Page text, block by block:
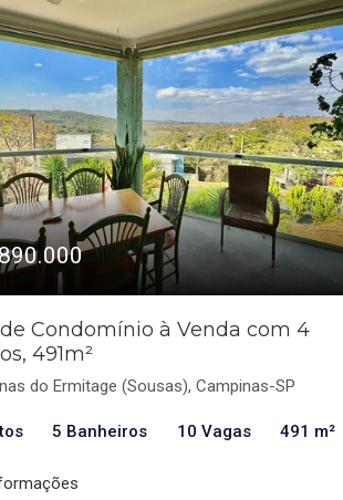
Condomínio à Venda com 4
491m²
do Ermitage (Sousas), Campinas-SP
5 Banheiros 10 Vagas 491 m²